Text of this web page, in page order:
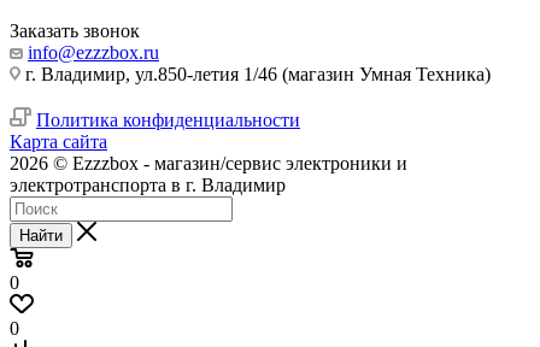
Заказать звонок
info@ezzzbox.ru
г. Владимир, ул.850-летия 1/46 (магазин Умная Техника)
Политика конфиденциальности
Карта сайта
2026 © Ezzzbox - магазин/сервис электроники и
электротранспорта в г. Владимир
Найти
0
0